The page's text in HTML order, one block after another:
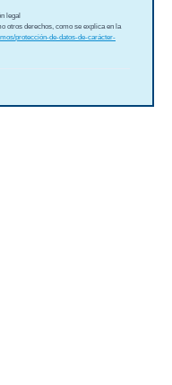
legal
derechos, como se explica en la
protección-de-datos-de-carácter-